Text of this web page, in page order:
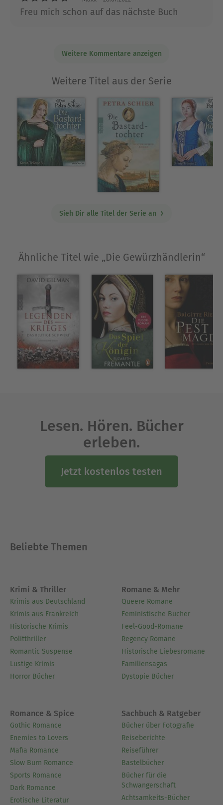
Freu mich schon auf das nächste Buch
Weitere Kommentare anzeigen
Weitere Titel aus der Serie
Sieh Dir alle Titel der Serie an
Ähnliche Titel wie „Die Gewürzhändlerin“
Lesen. Hören. Bücher
erleben.
Jetzt kostenlos testen
Beliebte Themen
Krimi & Thriller
Krimis aus Deutschland
Krimis aus Frankreich
Historische Krimis
Politthriller
Romantic Suspense
Lustige Krimis
Horror Bücher
Romane & Mehr
Queere Romane
Feministische Bücher
Feel-Good-Romane
Regency Romane
Historische Liebesromane
Familiensagas
Dystopie Bücher
Romance & Spice
Gothic Romance
Enemies to Lovers
Mafia Romance
Slow Burn Romance
Sports Romance
Dark Romance
Erotische Literatur
Sachbuch & Ratgeber
Bücher über Fotografie
Reiseberichte
Reiseführer
Bastelbücher
Bücher für die
Schwangerschaft
Achtsamkeits-Bücher